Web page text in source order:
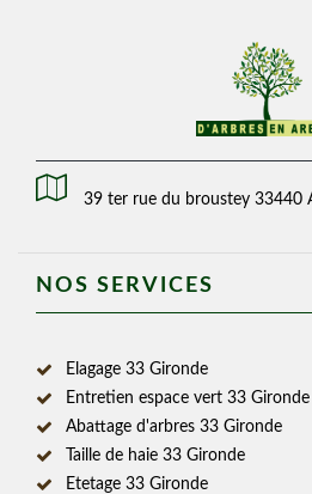
39 ter rue du broustey 33440
NOS SERVICES
Elagage 33 Gironde
Entretien espace vert 33 Gironde
Abattage d'arbres 33 Gironde
Taille de haie 33 Gironde
Etetage 33 Gironde